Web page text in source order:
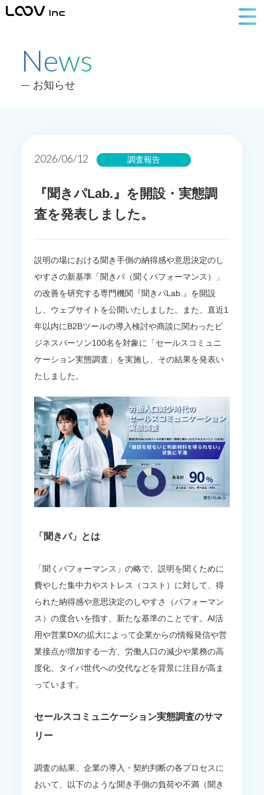
News
お知らせ
2026/06/12 調査報告
『聞きパLab.』を開設・実態調
査を発表しました。
説明の場における聞き手側の納得感や意思決定のし
やすさの新基準「聞きパ（聞くパフォーマンス）」
の改善を研究する専門機関『聞きパLab.』を開設
し、ウェブサイトを公開いたしました。また、直近1
年以内にB2Bツールの導入検討や商談に関わったビ
ジネスパーソン100名を対象に「セールスコミュニ
ケーション実態調査」を実施し、その結果を発表い
たしました。
「聞きパ」とは
「聞くパフォーマンス」の略で、説明を聞くために
費やした集中力やストレス（コスト）に対して、得
られた納得感や意思決定のしやすさ（パフォーマン
ス）の度合いを指す、新たな基準のことです。AI活
用や営業DXの拡大によって企業からの情報発信や営
業接点が増加する一方、労働人口の減少や業務の高
度化、タイパ世代への交代などを背景に注目が高ま
っています。
セールスコミュニケーション実態調査のサマ
リー
調査の結果、企業の導入・契約判断の各プロセスに
おいて、以下のような聞き手側の負荷や不満（聞き